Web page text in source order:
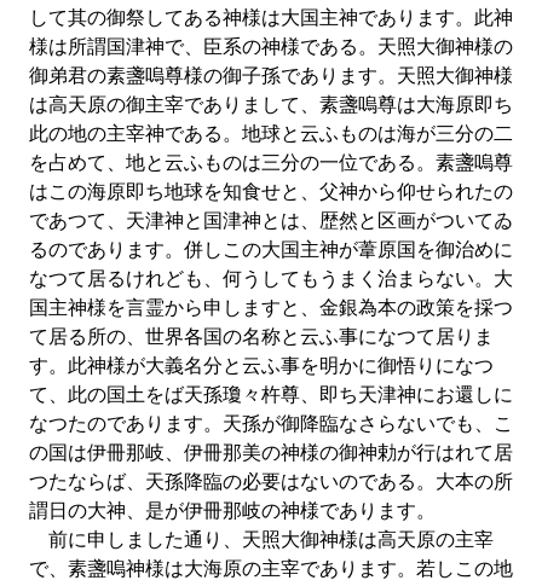
して其の御祭してある神様は大国主神であります。此神
様は所謂国津神で、臣系の神様である。天照大御神様の
御弟君の素盞嗚尊様の御子孫であります。天照大御神様
は高天原の御主宰でありまして、素盞嗚尊は大海原即ち
此の地の主宰神である。地球と云ふものは海が三分の二
を占めて、地と云ふものは三分の一位である。素盞嗚尊
はこの海原即ち地球を知食せと、父神から仰せられたの
であつて、天津神と国津神とは、歴然と区画がついてゐ
るのであります。併しこの大国主神が葦原国を御治めに
なつて居るけれども、何うしてもうまく治まらない。大
国主神様を言霊から申しますと、金銀為本の政策を採つ
て居る所の、世界各国の名称と云ふ事になつて居りま
す。此神様が大義名分と云ふ事を明かに御悟りになつ
て、此の国土をば天孫瓊々杵尊、即ち天津神にお還しに
なつたのであります。天孫が御降臨なさらないでも、こ
の国は伊冊那岐、伊冊那美の神様の御神勅が行はれて居
つたならば、天孫降臨の必要はないのである。大本の所
謂日の大神、是が伊冊那岐の神様であります。
前に申しました通り、天照大御神様は高天原の主宰
で、素盞嗚神様は大海原の主宰であります。若しこの地